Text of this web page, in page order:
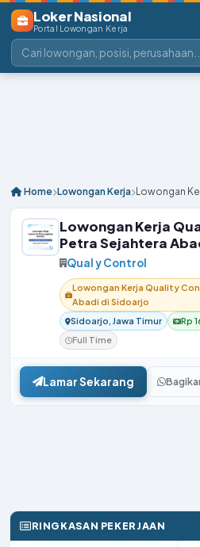
Loker Nasional
Portal Lowongan Kerja
Home Lowongan Kerja Lowongan
Lowongan Kerja
Petra Sejahtera
Qual y Control
Lowongan Kerja Quality
Abadi di Sidoarjo
Sidoarjo, Jawa Timur
Rp
Full Time
Lamar Sekarang
RINGKASAN PEKERJAAN